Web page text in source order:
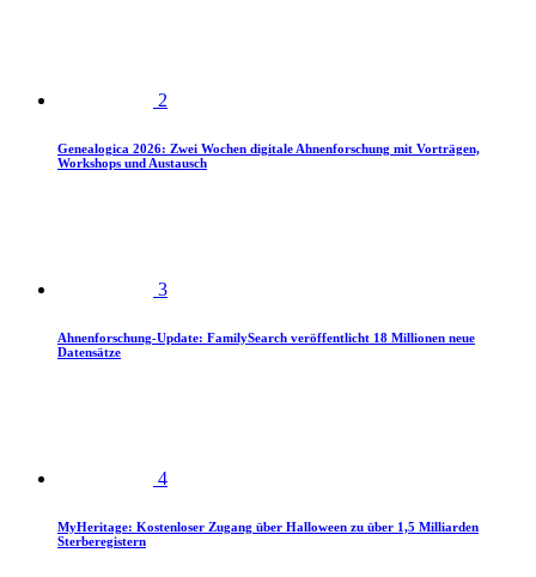
2
Genealogica 2026: Zwei Wochen digitale Ahnenforschung mit Vorträgen,
Workshops und Austausch
3
Ahnenforschung-Update: FamilySearch veröffentlicht 18 Millionen neue
Datensätze
4
MyHeritage: Kostenloser Zugang über Halloween zu über 1,5 Milliarden
Sterberegistern